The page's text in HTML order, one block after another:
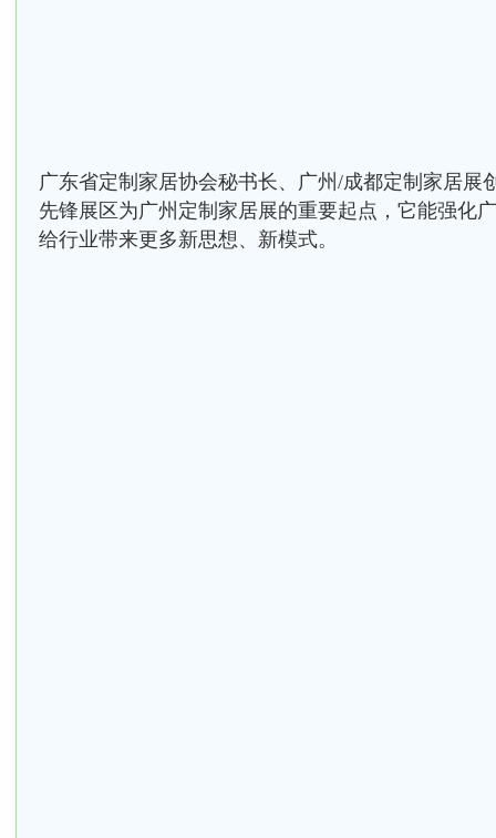
广东省定制家居协会秘书长、广州/成都定制家居展
先锋展区为广州定制家居展的重要起点，它能强化
给行业带来更多新思想、新模式。